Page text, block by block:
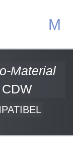
M
Material